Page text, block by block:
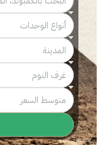
أنواع الوحدات
المدينة
غرف النوم
متوسط السعر